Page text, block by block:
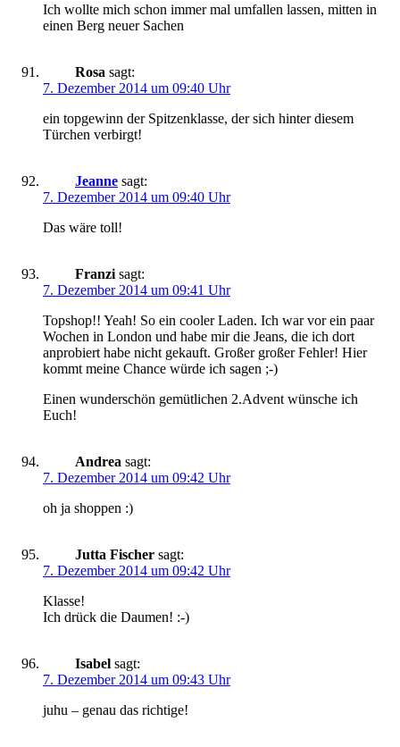
Ich wollte mich schon immer mal umfallen lassen, mitten in
einen Berg neuer Sachen
Rosa sagt:
7. Dezember 2014 um 09:40 Uhr
ein topgewinn der Spitzenklasse, der sich hinter diesem
Türchen verbirgt!
Jeanne sagt:
7. Dezember 2014 um 09:40 Uhr
Das wäre toll!
Franzi sagt:
7. Dezember 2014 um 09:41 Uhr
Topshop!! Yeah! So ein cooler Laden. Ich war vor ein paar
Wochen in London und habe mir die Jeans, die ich dort
anprobiert habe nicht gekauft. Großer großer Fehler! Hier
kommt meine Chance würde ich sagen ;-)
Einen wunderschön gemütlichen 2.Advent wünsche ich
Euch!
Andrea sagt:
7. Dezember 2014 um 09:42 Uhr
oh ja shoppen :)
Jutta Fischer sagt:
7. Dezember 2014 um 09:42 Uhr
Klasse!
Ich drück die Daumen! :-)
Isabel sagt:
7. Dezember 2014 um 09:43 Uhr
juhu – genau das richtige!